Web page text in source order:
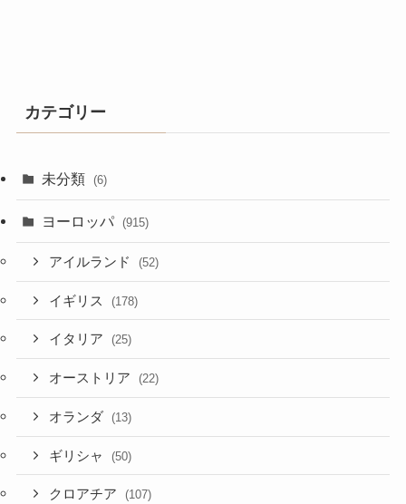
カテゴリー
未分類 (6)
ヨーロッパ (915)
アイルランド (52)
イギリス (178)
イタリア (25)
オーストリア (22)
オランダ (13)
ギリシャ (50)
クロアチア (107)